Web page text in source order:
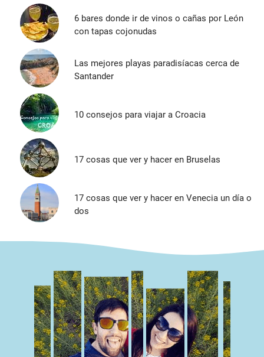
6 bares donde ir de vinos o cañas por León
con tapas cojonudas
Las mejores playas paradisíacas cerca de
Santander
10 consejos para viajar a Croacia
17 cosas que ver y hacer en Bruselas
17 cosas que ver y hacer en Venecia un día o
dos